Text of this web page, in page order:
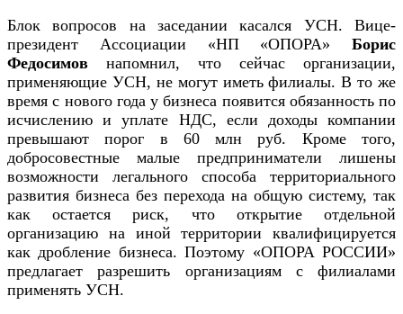
Блок вопросов на заседании касался УСН. Вице-
президент Ассоциации «НП «ОПОРА» Борис
Федосимов напомнил, что сейчас организации,
применяющие УСН, не могут иметь филиалы. В то же
время с нового года у бизнеса появится обязанность по
исчислению и уплате НДС, если доходы компании
превышают порог в 60 млн руб. Кроме того,
добросовестные малые предприниматели лишены
возможности легального способа территориального
развития бизнеса без перехода на общую систему, так
как остается риск, что открытие отдельной
организацию на иной территории квалифицируется
как дробление бизнеса. Поэтому «ОПОРА РОССИИ»
предлагает разрешить организациям с филиалами
применять УСН.